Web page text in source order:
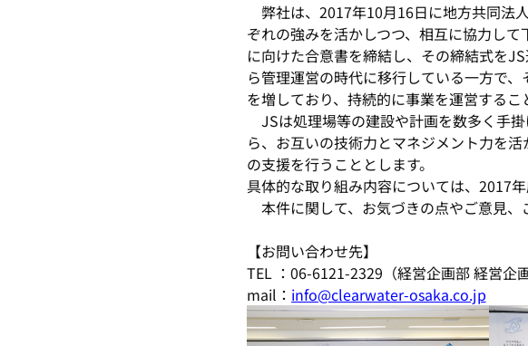
弊社は、2017年10月16日に地方共同法
ぞれの強みを活かしつつ、相互に協力し
に向けた合意書を締結し、その締結式を
ら管理運営の時代に移行している一方で
を増しており、持続的に事業を運営するこ
JSは処理場等の建設や計画を数多く手
ら、お互いの技術力とマネジメント力を
の支援を行うこととします。
具体的な取り組み内容については、2017
本件に関して、お気づきの点やご意見、
【お問い合わせ先】
TEL ：06-6121-2329（経営企画部 経営企画
mail： info@clearwater-osaka.co.jp